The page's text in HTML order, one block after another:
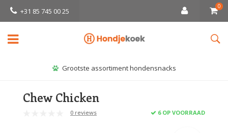
+31 85 745 00 25
0
Grootste assortiment hondensnacks
Chew Chicken
0 reviews 6 OP VOORRAAD